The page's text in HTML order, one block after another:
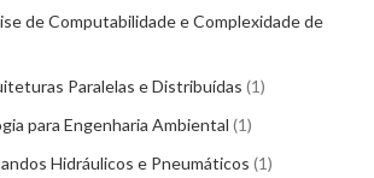
de Computabilidade e Complexidade de
Paralelas e Distribuídas 1
para Engenharia Ambiental 1
Hidráulicos e Pneumáticos 1